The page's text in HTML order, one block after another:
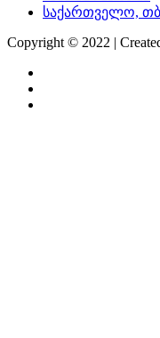
საქართველო,
Copyright © 2022 |